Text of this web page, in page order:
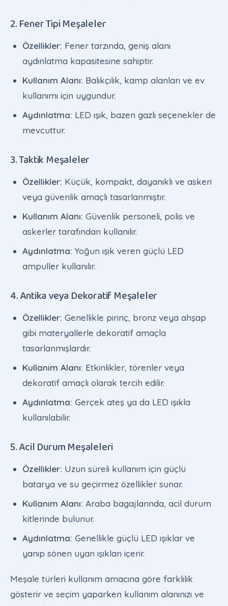
2. Fener Tipi Meşaleler
Özellikler: Fener tarzında, geniş alanı
aydınlatma kapasitesine sahiptir.
Kullanım Alanı: Balıkçılık, kamp alanları ve ev
kullanımı için uygundur.
Aydınlatma: LED ışık, bazen gazlı seçenekler de
mevcuttur.
3. Taktik Meşaleler
Özellikler: Küçük, kompakt, dayanıklı ve askeri
veya güvenlik amaçlı tasarlanmıştır.
Kullanım Alanı: Güvenlik personeli, polis ve
askerler tarafından kullanılır.
Aydınlatma: Yoğun ışık veren güçlü LED
ampuller kullanılır.
4. Antika veya Dekoratif Meşaleler
Özellikler: Genellikle pirinç, bronz veya ahşap
gibi materyallerle dekoratif amaçla
tasarlanmışlardır.
Kullanım Alanı: Etkinlikler, törenler veya
dekoratif amaçlı olarak tercih edilir.
Aydınlatma: Gerçek ateş ya da LED ışıkla
kullanılabilir.
5. Acil Durum Meşaleleri
Özellikler: Uzun süreli kullanım için güçlü
batarya ve su geçirmez özellikler sunar.
Kullanım Alanı: Araba bagajlarında, acil durum
kitlerinde bulunur.
Aydınlatma: Genellikle güçlü LED ışıklar ve
yanıp sönen uyarı ışıkları içerir.
Meşale türleri kullanım amacına göre farklılık
gösterir ve seçim yaparken kullanım alanınızı ve